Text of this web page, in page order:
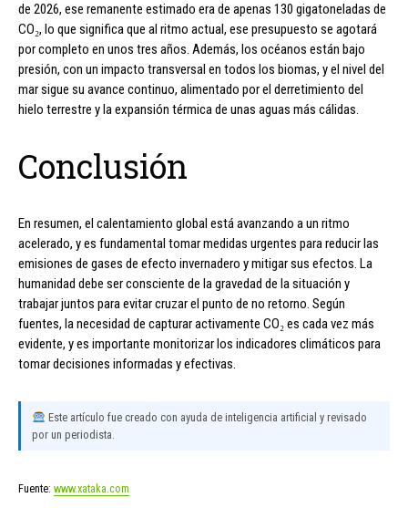
de 2026, ese remanente estimado era de apenas 130 gigatoneladas de
CO₂, lo que significa que al ritmo actual, ese presupuesto se agotará
por completo en unos tres años. Además, los océanos están bajo
presión, con un impacto transversal en todos los biomas, y el nivel del
mar sigue su avance continuo, alimentado por el derretimiento del
hielo terrestre y la expansión térmica de unas aguas más cálidas.
Conclusión
En resumen, el calentamiento global está avanzando a un ritmo
acelerado, y es fundamental tomar medidas urgentes para reducir las
emisiones de gases de efecto invernadero y mitigar sus efectos. La
humanidad debe ser consciente de la gravedad de la situación y
trabajar juntos para evitar cruzar el punto de no retorno. Según
fuentes, la necesidad de capturar activamente CO₂ es cada vez más
evidente, y es importante monitorizar los indicadores climáticos para
tomar decisiones informadas y efectivas.
Este artículo fue creado con ayuda de inteligencia artificial y revisado
por un periodista.
Fuente: www.xataka.com